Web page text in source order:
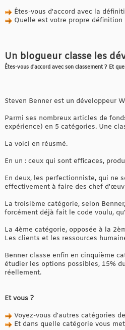
Êtes-vous d'accord avec la
Quelle est votre propre
Un blogueur classe les
Êtes-vous d'accord avec son classement ? Et
Steven Benner est un développeur
Parmi ses nombreux articles de
expérience) en 5 catégories. Une
La voici en réusmé.
En un : ceux qui sont efficaces,
En deux, les perfectionniste, qui ne
effectivement à faire des chef
La troisième catégorie, selon
forcément déjà fait le code voulu,
La 4ème catégorie, opposée à la
Les clients et les ressources
Benner classe enfin en cinquième
étudier les options possibles, 15%
réellement.
Et vous ?
Voyez-vous d'autres catégories
Et dans quelle catégorie vous